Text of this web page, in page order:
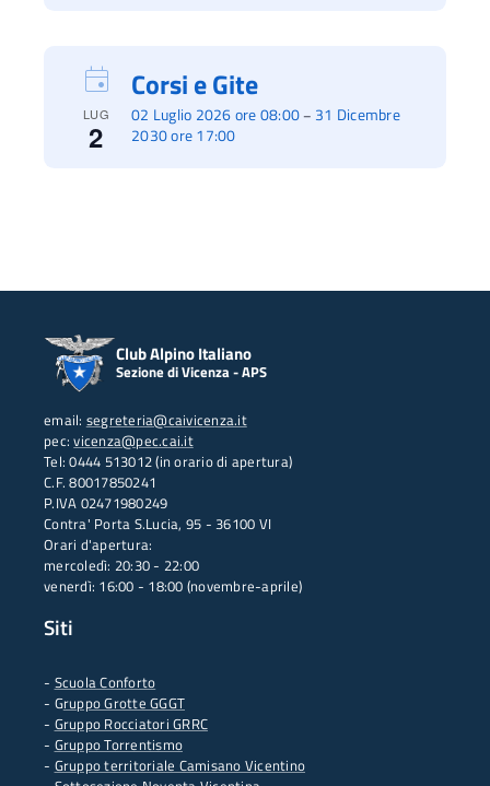
LUG
2
02 Luglio 2026 ore 08:00– 31 Dicembre
2030 ore 17:00
Corsi e Gite
Club Alpino Italiano
Sezione di Vicenza - APS
email: segreteria@caivicenza.it
pec:vicenza@pec.cai.it
Tel: 0444 513012 (in orario di apertura)
C.F. 80017850241
P.IVA 02471980249
Contra' Porta S.Lucia, 95 - 36100 VI
Orari d'apertura:
mercoledì: 20:30 - 22:00
venerdì: 16:00 - 18:00 (novembre-aprile)
Siti
- Scuola Conforto
- Gruppo Grotte GGGT
- Gruppo Rocciatori GRRC
- Gruppo Torrentismo
- Gruppo territoriale Camisano Vicentino